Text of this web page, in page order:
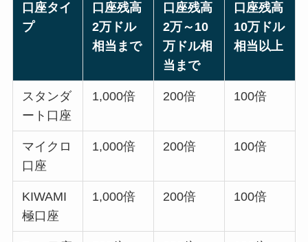
口座タイ
プ
口座残高
2万ドル
相当まで
口座残高
2万～10
万ドル相
当まで
口座残高
10万ドル
相当以上
スタンダ
ート口座
1,000倍 200倍 100倍
マイクロ
口座
1,000倍 200倍 100倍
KIWAMI
極口座
1,000倍 200倍 100倍